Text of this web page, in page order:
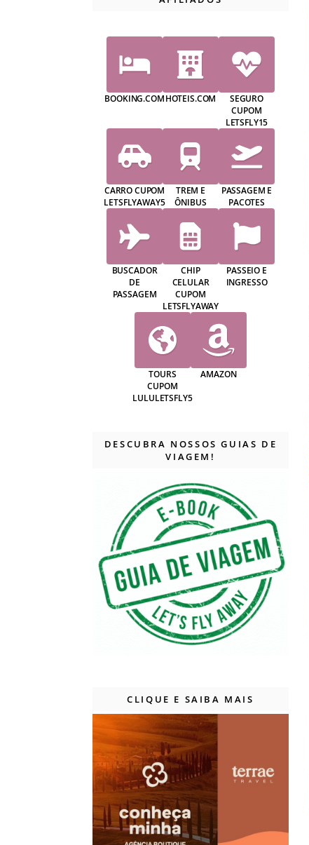
BOOKING.COMHOTEIS.COM
SEGURO
CUPOM
LETSFLY15
CARRO CUPOM
LETSFLYAWAY5
TREM E
ÔNIBUS
PASSAGEM E
PACOTES
BUSCADOR
DE
PASSAGEM
CHIP
CELULAR
CUPOM
LETSFLYAWAY
PASSEIO E
INGRESSO
TOURS
CUPOM
LULULETSFLY5
AMAZON
DESCUBRA NOSSOS GUIAS DE
VIAGEM!
CLIQUE E SAIBA MAIS